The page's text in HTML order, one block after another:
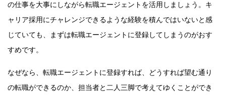
の仕事を大事にしながら転職エージェントを活用しましょう。キ
ャリア採用にチャレンジできるような経験を積んではいないと感
じていても、まずは転職エージェントに登録してしまうのがおす
すめです。
なぜなら、転職エージェントに登録すれば、どうすれば望む通り
の転職ができるのか、担当者と二人三脚で考えてゆくことができ